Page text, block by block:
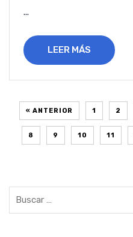
...
LEER MÁS
« ANTERIOR 1 2
8 9 10 11